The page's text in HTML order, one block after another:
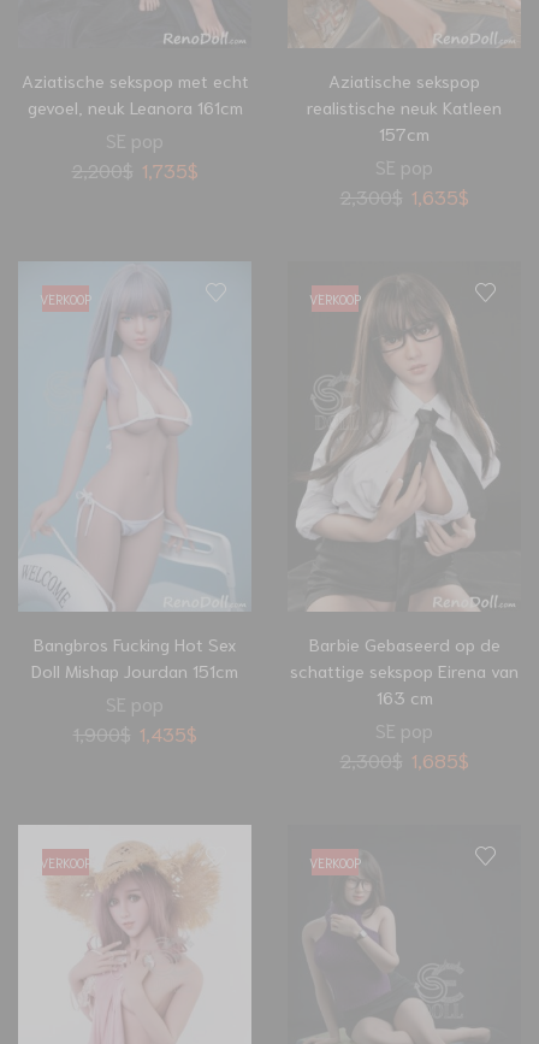
Aziatische sekspop met echt
gevoel, neuk Leanora 161cm
SE pop
2,200$ 1,735$
Aziatische sekspop
realistische neuk Katleen
157cm
SE pop
2,300$ 1,635$
VERKOOP
Bangbros Fucking Hot Sex
Doll Mishap Jourdan 151cm
SE pop
1,900$ 1,435$
VERKOOP
Barbie Gebaseerd op de
schattige sekspop Eirena van
163 cm
SE pop
2,300$ 1,685$
VERKOOP VERKOOP